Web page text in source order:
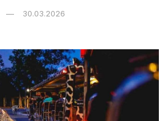
30.03.2026